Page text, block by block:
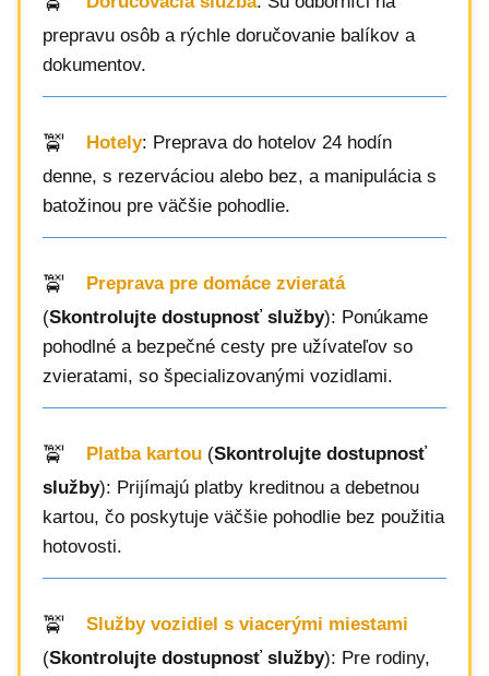
prepravu osôb a rýchle doručovanie balíkov a
dokumentov.
Hotely: Preprava do hotelov 24 hodín
denne, s rezerváciou alebo bez, a manipulácia s
batožinou pre väčšie pohodlie.
Preprava pre domáce zvieratá
(Skontrolujte dostupnosť služby): Ponúkame
pohodlné a bezpečné cesty pre užívateľov so
zvieratami, so špecializovanými vozidlami.
Platba kartou (Skontrolujte dostupnosť
služby): Prijímajú platby kreditnou a debetnou
kartou, čo poskytuje väčšie pohodlie bez použitia
hotovosti.
Služby vozidiel s viacerými miestami
(Skontrolujte dostupnosť služby): Pre rodiny,